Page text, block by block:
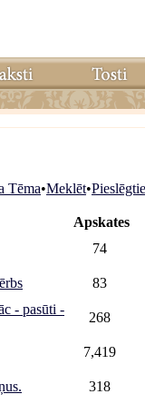
Tēma•Meklēt•
Apskates
74
83
- pasūti -
268
7,419
318